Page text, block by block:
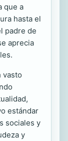
que a
hasta el
padre de
aprecia
vasto
estándar
sociales y
y